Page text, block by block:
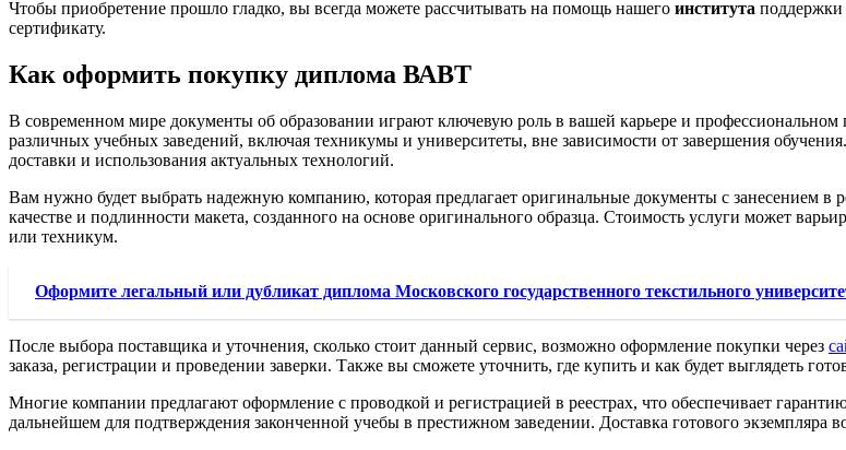
Чтобы приобретение прошло гладко, вы всегда можете рассчитывать на помощь нашего института поддержки
сертификату.
Как оформить покупку диплома ВАВТ
В современном мире документы об образовании играют ключевую роль в вашей карьере и профессиональном
различных учебных заведений, включая техникумы и университеты, вне зависимости от завершения
доставки и использования актуальных технологий.
Вам нужно будет выбрать надежную компанию, которая предлагает оригинальные документы с занесением в
качестве и подлинности макета, созданного на основе оригинального образца. Стоимость услуги может
или техникум.
Оформите легальный или дубликат диплома Московского государственного текстильного
После выбора поставщика и уточнения, сколько стоит данный сервис, возможно оформление покупки через
заказа, регистрации и проведении заверки. Также вы сможете уточнить, где купить и как будет выглядеть
Многие компании предлагают оформление с проводкой и регистрацией в реестрах, что обеспечивает
дальнейшем для подтверждения законченной учебы в престижном заведении. Доставка готового экземпляра